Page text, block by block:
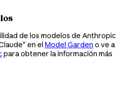
de los modelos de Anthropic
en el Model Garden o ve a
para obtener la información más